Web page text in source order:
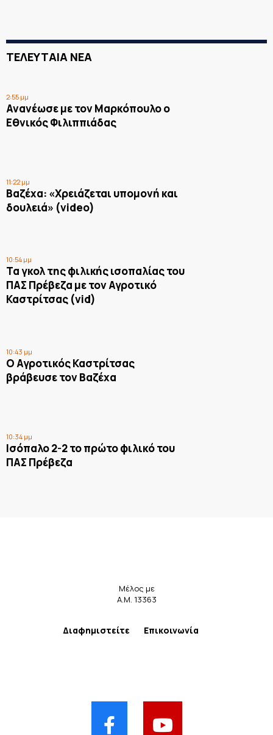
ΤΕΛΕΥΤΑΙΑ ΝΕΑ
2:55 μμ
Ανανέωσε με τον Μαρκόπουλο ο
Εθνικός Φιλιππιάδας
11:22 μμ
Βαζέχα: «Χρειάζεται υπομονή και
δουλειά» (video)
10:54 μμ
Τα γκολ της φιλικής ισοπαλίας του
ΠΑΣ Πρέβεζα με τον Αγροτικό
Καστρίτσας (vid)
10:43 μμ
Ο Αγροτικός Καστρίτσας
βράβευσε τον Βαζέχα
10:34 μμ
Ισόπαλο 2-2 το πρώτο φιλικό του
ΠΑΣ Πρέβεζα
Μέλος με
Α.Μ. 13363
Διαφημιστείτε Επικοινωνία